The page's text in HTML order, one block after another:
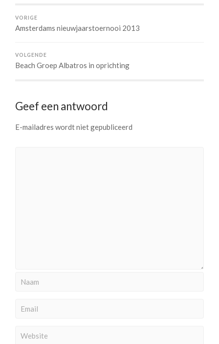
VORIGE
Amsterdams nieuwjaarstoernooi 2013
VOLGENDE
Beach Groep Albatros in oprichting
Geef een antwoord
E-mailadres wordt niet gepubliceerd